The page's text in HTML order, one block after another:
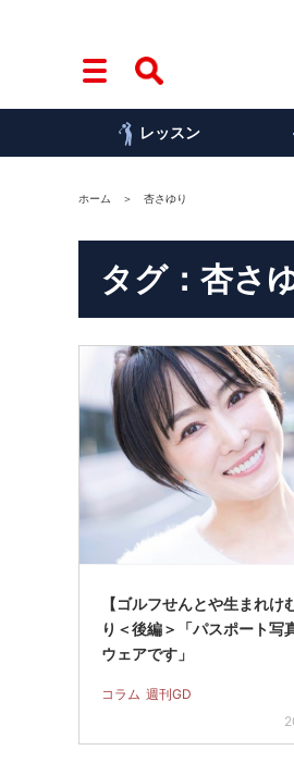
レッスン
ホーム 杏さゆり
タグ：杏さ
【ゴルフせんとや生まれけ
り＜後編＞「パスポート写
ウェアです」
コラム 週刊GD